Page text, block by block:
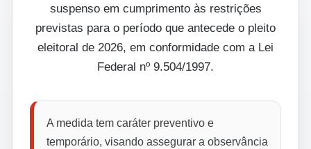
suspenso em cumprimento às restrições
previstas para o período que antecede o pleito
eleitoral de 2026, em conformidade com a Lei
Federal nº 9.504/1997.
A medida tem caráter preventivo e
temporário, visando assegurar a observância